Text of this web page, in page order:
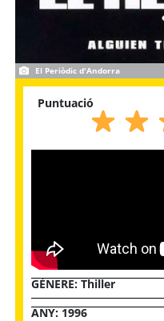
El Periòdic d'Andorra
Puntuació
GÈNERE:Thiller
ANY: 1996